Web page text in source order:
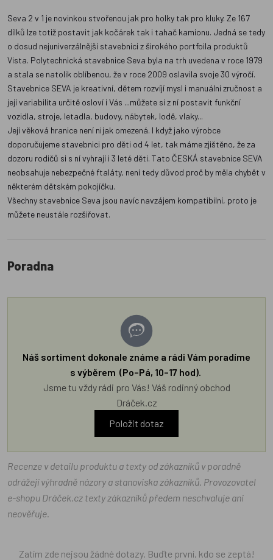
Seva 2 v 1 je novinkou stvořenou jak pro holky tak pro kluky. Ze 167
dílků lze totiž postavit jak kočárek tak i tahač kamionu. Jedná se tedy
o dosud nejuniverzálnější stavebnici z širokého portfoila produktů
Vista. Polytechnická stavebnice Seva byla na trh uvedena v roce 1979
a stala se natolik oblíbenou, že v roce 2009 oslavila svoje 30 výročí.
Stavebnice SEVA je kreativní, dětem rozvíjí mysl i manuální zručnost a
její variabilita určitě osloví i Vás ...můžete si z ní postavit funkční
vozidla, stroje, letadla, budovy, nábytek, lodě, vlaky...
Její věková hranice není nijak omezená. I když jako výrobce
doporučujeme stavebnici pro děti od 4 let, tak máme zjištěno, že za
dozoru rodičů si s ní vyhrají i 3 leté děti. Tato ČESKÁ stavebnice SEVA
neobsahuje nebezpečné ftaláty, není tedy důvod proč by měla chybět v
některém dětském pokojíčku.
Všechny stavebnice Seva jsou navíc navzájem kompatibilní, proto je
můžete neustále rozšiřovat.
Poradna
Náš sortiment dokonale známe a rádi Vám poradíme
s výběrem (Po–Pá, 10–17 hod).
Jsme tu vždy rádi pro Vás! Váš rodinný obchod
Dráček.cz
Položit dotaz
Recenze v detailu produktu a texty od zákazníků v poradně
odrážejí výhradně názory a stanoviska zákazníků. Provozovatel
e-shopu Dráček.cz texty zákazníků předem neschvaluje ani
neověřuje.
Zatím zde nejsou žádné dotazy. Buďte první, kdo se zeptá!